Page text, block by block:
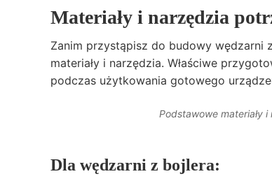
Materiały i narzędzia
Zanim przystąpisz do budowy wędzarni
materiały i narzędzia. Właściwe
podczas użytkowania gotowego
Podstawowe materiały
Dla wędzarni z bojlera: